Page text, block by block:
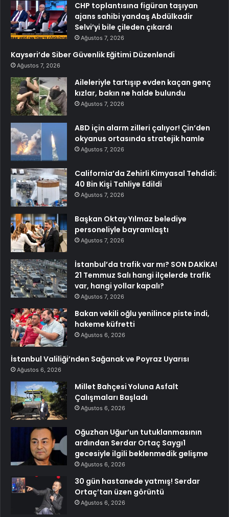
CHP toplantısına figüran taşıyan
ajans sahibi yandaş Abdülkadir
Selvi’yi bile çileden çıkardı
Ağustos 7, 2026
Kayseri’de Siber Güvenlik Eğitimi Düzenlendi
Ağustos 7, 2026
Aileleriyle tartışıp evden kaçan genç
kızlar, bakın ne halde bulundu
Ağustos 7, 2026
ABD için alarm zilleri çalıyor! Çin’den
okyanus ortasında stratejik hamle
Ağustos 7, 2026
California’da Zehirli Kimyasal Tehdidi:
40 Bin Kişi Tahliye Edildi
Ağustos 7, 2026
Başkan Oktay Yılmaz belediye
personeliyle bayramlaştı
Ağustos 7, 2026
İstanbul’da trafik var mı? SON DAKİKA!
21 Temmuz Salı hangi ilçelerde trafik
var, hangi yollar kapalı?
Ağustos 7, 2026
Bakan vekili oğlu yenilince piste indi,
hakeme küfretti
Ağustos 6, 2026
İstanbul Valiliği’nden Sağanak ve Poyraz Uyarısı
Ağustos 6, 2026
Millet Bahçesi Yoluna Asfalt
Çalışmaları Başladı
Ağustos 6, 2026
Oğuzhan Uğur’un tutuklanmasının
ardından Serdar Ortaç Saygı1
gecesiyle ilgili beklenmedik gelişme
Ağustos 6, 2026
30 gün hastanede yatmış! Serdar
Ortaç’tan üzen görüntü
Ağustos 6, 2026